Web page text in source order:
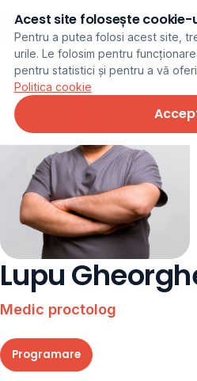
Lupu
Medic proctolog
Programare
Acest site folosește cookie-
Pentru a putea folosi acest site,
urile. Le folosim pentru
pentru statistici și pentru a vă
Politica cookie